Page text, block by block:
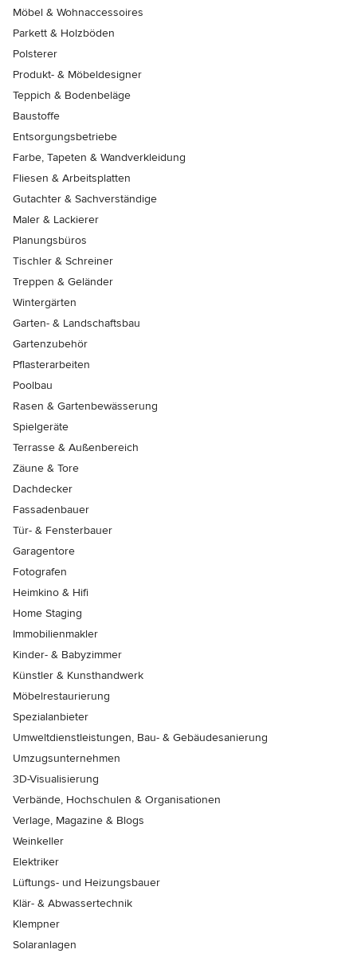
Möbel & Wohnaccessoires
Parkett & Holzböden
Polsterer
Produkt- & Möbeldesigner
Teppich & Bodenbeläge
Baustoffe
Entsorgungsbetriebe
Farbe, Tapeten & Wandverkleidung
Fliesen & Arbeitsplatten
Gutachter & Sachverständige
Maler & Lackierer
Planungsbüros
Tischler & Schreiner
Treppen & Geländer
Wintergärten
Garten- & Landschaftsbau
Gartenzubehör
Pflasterarbeiten
Poolbau
Rasen & Gartenbewässerung
Spielgeräte
Terrasse & Außenbereich
Zäune & Tore
Dachdecker
Fassadenbauer
Tür- & Fensterbauer
Garagentore
Fotografen
Heimkino & Hifi
Home Staging
Immobilienmakler
Kinder- & Babyzimmer
Künstler & Kunsthandwerk
Möbelrestaurierung
Spezialanbieter
Umweltdienstleistungen, Bau- & Gebäudesanierung
Umzugsunternehmen
3D-Visualisierung
Verbände, Hochschulen & Organisationen
Verlage, Magazine & Blogs
Weinkeller
Elektriker
Lüftungs- und Heizungsbauer
Klär- & Abwassertechnik
Klempner
Solaranlagen